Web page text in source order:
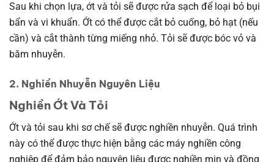
Sau khi chọn lựa, ớt và tỏi sẽ được rửa sạch để loại bỏ bụi
bẩn và vi khuẩn. Ớt có thể được cắt bỏ cuống, bỏ hạt (nếu
cần) và cắt thành từng miếng nhỏ. Tỏi sẽ được bóc vỏ và
băm nhuyễn.
2. Nghiền Nhuyễn Nguyên Liệu
Nghiền Ớt Và Tỏi
Ớt và tỏi sau khi sơ chế sẽ được nghiền nhuyễn. Quá trình
này có thể được thực hiện bằng các máy nghiền công
nghiệp để đảm bảo nguyên liệu được nghiền mịn và đồng